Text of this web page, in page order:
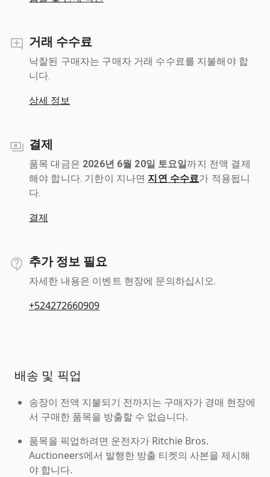
거래 수수료
낙찰된 구매자는 구매자 거래 수수료를 지불해야 합
니다.
상세 정보
결제
품목 대금은 2026년 6월 20일 토요일까지 전액 결제
해야 합니다. 기한이 지나면 지연 수수료가 적용됩니
다.
결제
추가 정보 필요
자세한 내용은 이벤트 현장에 문의하십시오.
+524272660909
배송 및 픽업
송장이 전액 지불되기 전까지는 구매자가 경매 현장에
서 구매한 품목을 방출할 수 없습니다.
품목을 픽업하려면 운전자가 Ritchie Bros.
Auctioneers에서 발행한 방출 티켓의 사본을 제시해
야 합니다.